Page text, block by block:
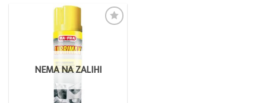
NEMA NA ZALIHI